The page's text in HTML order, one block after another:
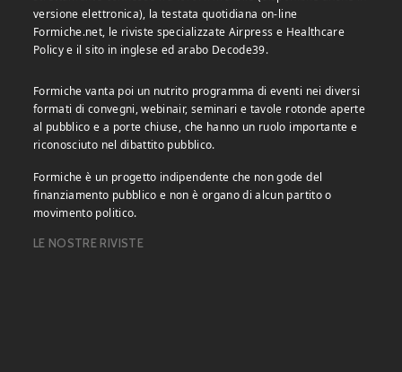
versione elettronica), la testata quotidiana on-line
Formiche.net, le riviste specializzate Airpress e Healthcare
Policy e il sito in inglese ed arabo Decode39.
Formiche vanta poi un nutrito programma di eventi nei diversi
formati di convegni, webinair, seminari e tavole rotonde aperte
al pubblico e a porte chiuse, che hanno un ruolo importante e
riconosciuto nel dibattito pubblico.
Formiche è un progetto indipendente che non gode del
finanziamento pubblico e non è organo di alcun partito o
movimento politico.
LE NOSTRE RIVISTE